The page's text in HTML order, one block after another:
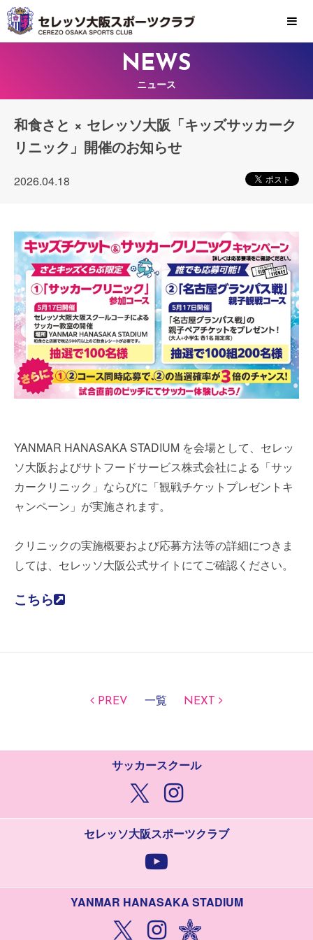
MENU
NEWS
ニュース
和食さと × セレッソ大阪「キッズサッカーク
リニック」開催のお知らせ
2026.04.18
YANMAR HANASAKA STADIUM を会場として、セレッ
ソ大阪およびサトフードサービス株式会社による「サッ
カークリニック」ならびに「観戦チケットプレゼントキ
ャンペーン」が実施されます。
クリニックの実施概要および応募方法等の詳細につきま
しては、セレッソ大阪公式サイトにてご確認ください。
こちら
PREV 一覧 NEXT
サッカースクール
セレッソ大阪スポーツクラブ
YANMAR HANASAKA STADIUM